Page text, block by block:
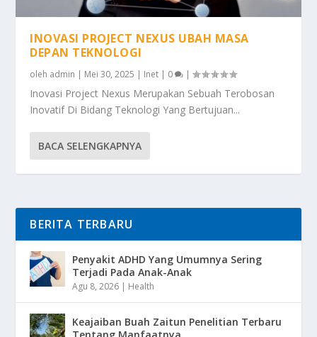
INOVASI PROJECT NEXUS UBAH MASA
DEPAN TEKNOLOGI
oleh admin | Mei 30, 2025 | Inet | 0 |
Inovasi Project Nexus Merupakan Sebuah Terobosan
Inovatif Di Bidang Teknologi Yang Bertujuan...
BACA SELENGKAPNYA
BERITA TERBARU
Penyakit ADHD Yang Umumnya Sering
Terjadi Pada Anak-Anak
Agu 8, 2026 | Health
Keajaiban Buah Zaitun Penelitian Terbaru
Tentang Manfaatnya